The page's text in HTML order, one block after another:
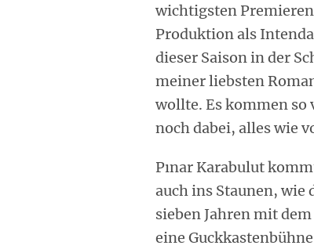
wichtigsten Premieren
Produktion als
dieser Saison in der
meiner liebsten
wollte. Es kommen
noch dabei, alles wie
Pınar Karabulut
auch ins Staunen, wie
sieben Jahren mit
eine